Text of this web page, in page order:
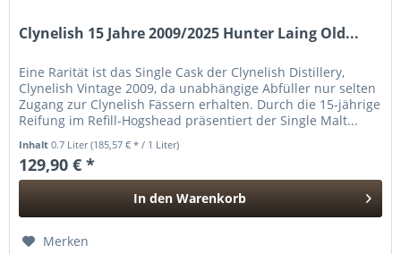
Clynelish 15 Jahre 2009/2025 Hunter Laing Old...
Eine Rarität ist das Single Cask der Clynelish Distillery,
Clynelish Vintage 2009, da unabhängige Abfüller nur selten
Zugang zur Clynelish Fässern erhalten. Durch die 15-jährige
Reifung im Refill-Hogshead präsentiert der Single Malt...
Inhalt0.7 Liter(185,57 € * / 1 Liter)
129,90 € *
In den Warenkorb
Merken